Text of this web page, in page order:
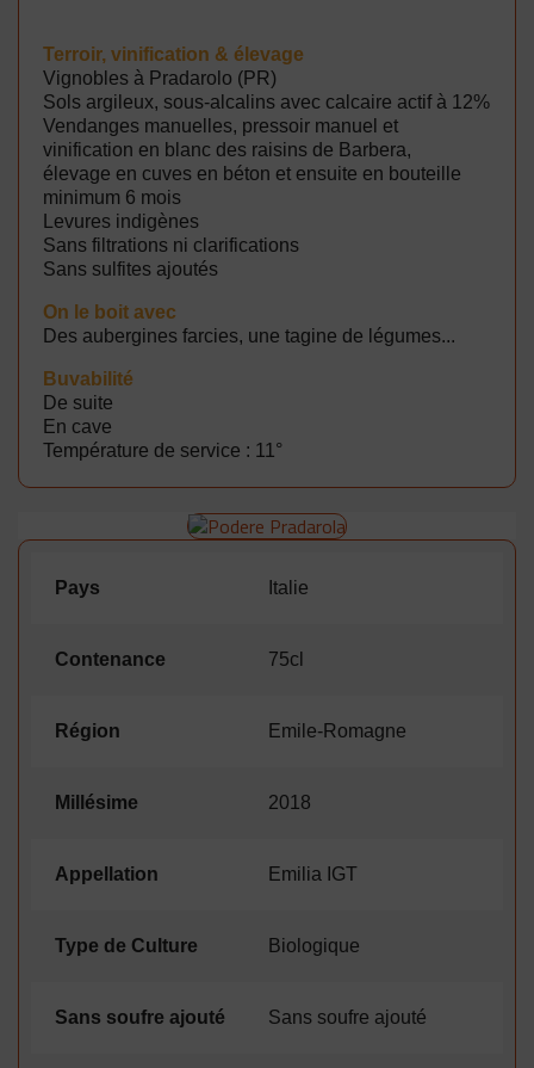
Terroir, vinification & élevage
Vignobles à Pradarolo (PR)
Sols argileux, sous-alcalins avec calcaire actif à 12%
Vendanges manuelles, pressoir manuel et
vinification en blanc des raisins de Barbera,
élevage en cuves en béton et ensuite en bouteille
minimum 6 mois
Levures indigènes
Sans filtrations ni clarifications
Sans sulfites ajoutés
On le boit avec
Des aubergines farcies, une tagine de légumes...
Buvabilité
De suite
En cave
Température de service : 11°
Pays Italie
Contenance 75cl
Région Emile-Romagne
Millésime 2018
Appellation Emilia IGT
Type de Culture Biologique
Sans soufre ajouté Sans soufre ajouté